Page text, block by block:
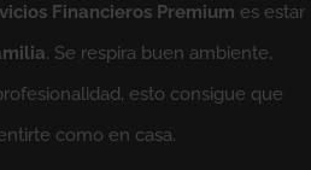
Financieros Premium es estar
. Se respira buen ambiente,
esto consigue que
como en casa.